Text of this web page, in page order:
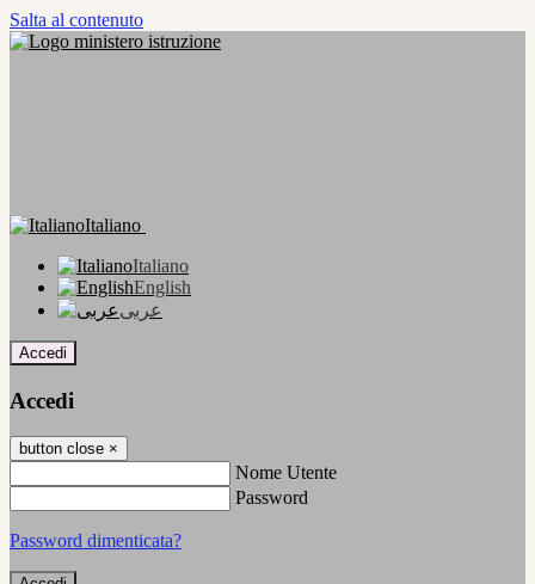
Salta al contenuto
Italiano
Italiano
English
عربى
Accedi
Accedi
button close ×
Nome Utente
Password
Password dimenticata?